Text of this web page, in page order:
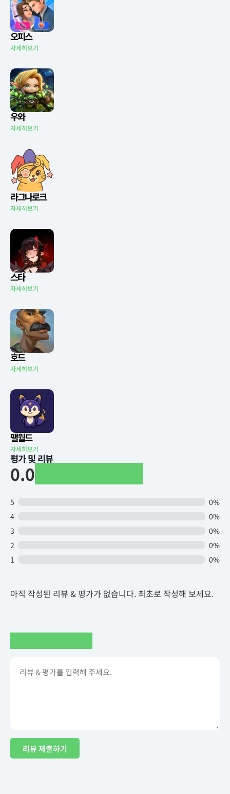
오피스
자세히보기
우와
자세히보기
라그나로크
자세히보기
스타
자세히보기
호드
자세히보기
팰월드
자세히보기
평가 및 리뷰
0.0
5
0%
4
0%
3
0%
2
0%
1
0%
아직 작성된 리뷰 & 평가가 없습니다. 최초로 작성해 보세요.
리뷰 제출하기